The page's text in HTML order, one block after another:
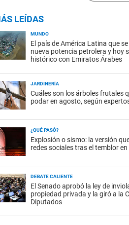
LEÍDAS
MUNDO
El país de América Latina que
nueva potencia petrolera y hoy
histórico con Emiratos Árabes
JARDINERÍA
Cuáles son los árboles frutales
podar en agosto, según
¿QUÉ PASÓ?
Explosión o sismo: la versión
redes sociales tras el temblor
DEBATE CALIENTE
El Senado aprobó la ley de
propiedad privada y la giró a la
Diputados